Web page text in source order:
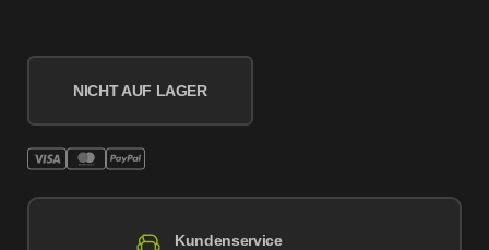
NICHT AUF LAGER
Kundenservice